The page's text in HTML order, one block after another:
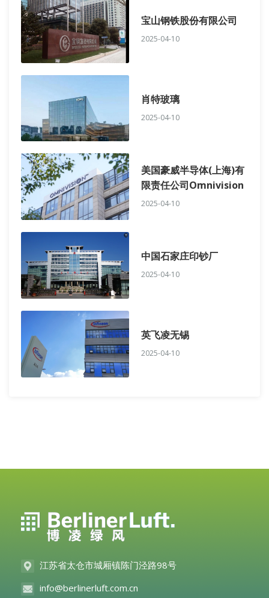
宝山钢铁股份有限公司
2025-04-10
肖特玻璃
2025-04-10
美国豪威半导体(上海)有
限责任公司Omnivision
2025-04-10
中国石家庄印钞厂
2025-04-10
英飞凌无锡
2025-04-10
江苏省太仓市城厢镇陈门泾路98号
info@berlinerluft.com.cn